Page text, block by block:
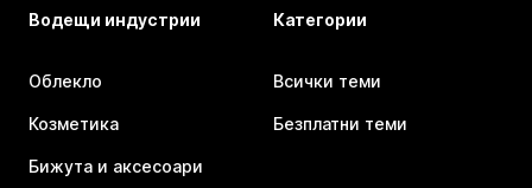
Водещи индустрии
Облекло
Козметика
Бижута и аксесоари
Категории
Всички теми
Безплатни теми